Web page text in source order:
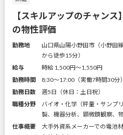
【スキルアップのチャン
の物性評価
勤務地
山口県山陽小野田市（小野田
から徒歩15分）
給与
時給 1,500円〜1,550円
勤務時間
8:30～17:00（実働7時間30分）
勤務日数
週5日（休日：土日祝）
職種分野
バイオ・化学（秤量・サンプ
製、機器分析、顕微鏡観察、物
仕事概要
大手外資系メーカーでの電池